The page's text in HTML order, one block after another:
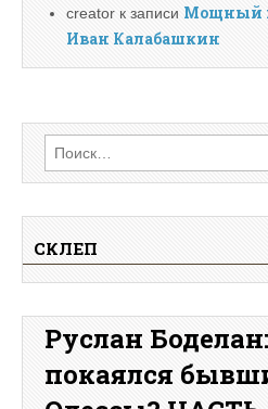
creator к записи Мощный
Иван Калабашкин
Найти:
СКЛЕП
Руслан
покаялся